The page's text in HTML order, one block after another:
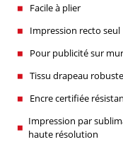
Facile à plier
Impression recto seul
Pour publicité sur
Tissu drapeau
Encre certifiée
Impression par
haute résolution